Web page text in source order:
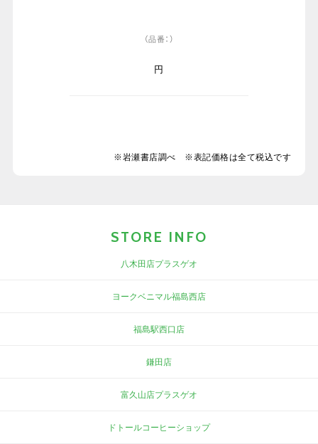
（品番：）
円
※岩瀬書店調べ ※表記価格は全て税込です
STORE INFO
八木田店プラスゲオ
ヨークベニマル福島西店
福島駅西口店
鎌田店
富久山店プラスゲオ
ドトールコーヒーショップ